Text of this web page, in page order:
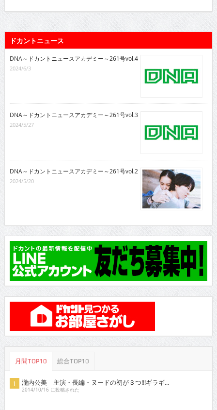
ドカントニュース
DNA～ドカントニュースアカデミー～261号vol.4
2024/6/3
DNA～ドカントニュースアカデミー～261号vol.3
2024/5/27
DNA～ドカントニュースアカデミー～261号vol.2
2024/5/20
月間TOP10 総合TOP10
瀧内公美 主演・長編・ヌードの初が３つ!!!ギラギ...
2014/10/16 に投稿された